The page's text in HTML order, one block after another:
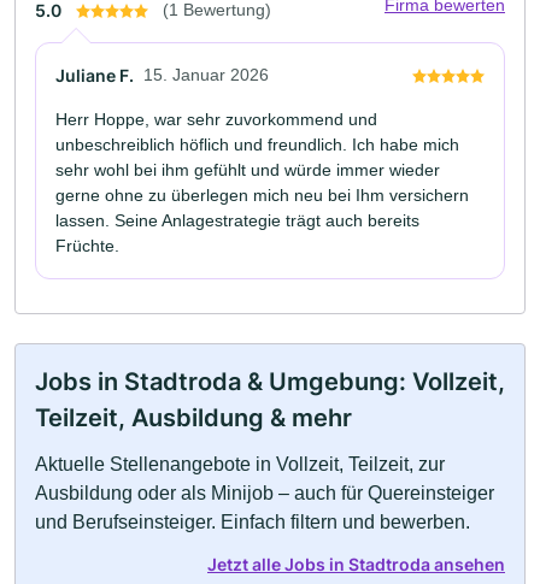
5.0 (1 Bewertung) Firma bewerten
Juliane F. 15. Januar 2026
Herr Hoppe, war sehr zuvorkommend und
unbeschreiblich höflich und freundlich. Ich habe mich
sehr wohl bei ihm gefühlt und würde immer wieder
gerne ohne zu überlegen mich neu bei Ihm versichern
lassen. Seine Anlagestrategie trägt auch bereits
Früchte.
Jobs in Stadtroda & Umgebung: Vollzeit,
Teilzeit, Ausbildung & mehr
Aktuelle Stellenangebote in Vollzeit, Teilzeit, zur
Ausbildung oder als Minijob – auch für Quereinsteiger
und Berufseinsteiger. Einfach filtern und bewerben.
Jetzt alle Jobs in Stadtroda ansehen